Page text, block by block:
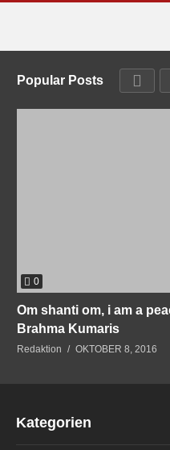
Popular Posts
0
Om shanti om, i am a
Brahma Kumaris
Redaktion OKTOBER 8, 2016
Kategorien